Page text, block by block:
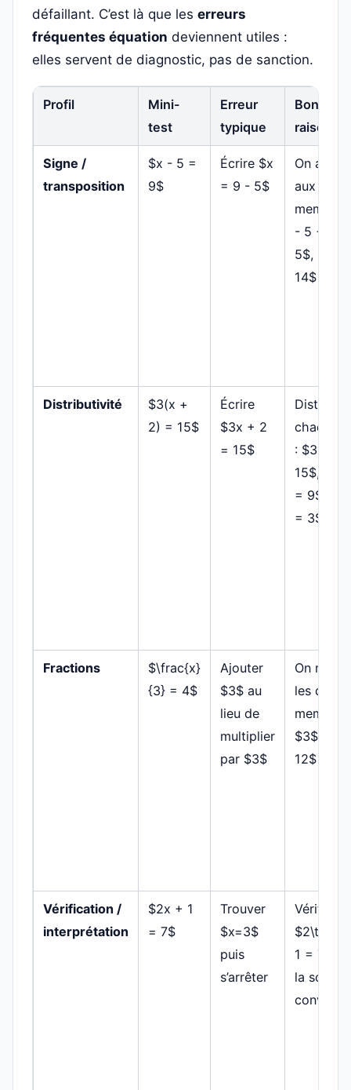
défaillant. C’est là que les erreurs
fréquentes équation deviennent utiles :
elles servent de diagnostic, pas de sanction.
Profil
Mini-
test
Erreur
typique
Bon
Signe /
transposition
$x - 5 =
9$
Écrire $x
= 9 - 5$
On
aux deux
- 5 + 5
5$,
14$
Distributivité
$3(x +
2) = 15$
Écrire
$3x + 2
= 15$
chaque
: $3x +
15$,
= 9$,
= 3$
Fractions
$\frac{x}
{3} = 4$
Ajouter
$3$ au
lieu de
multiplier
par $3$
On
les deux
$3$ : $x
12$
Vérification /
interprétation
$2x + 1
= 7$
Trouver
$x=3$
puis
s’arrêter
Vérifier :
$2\times
1 = 7$,
la
convient